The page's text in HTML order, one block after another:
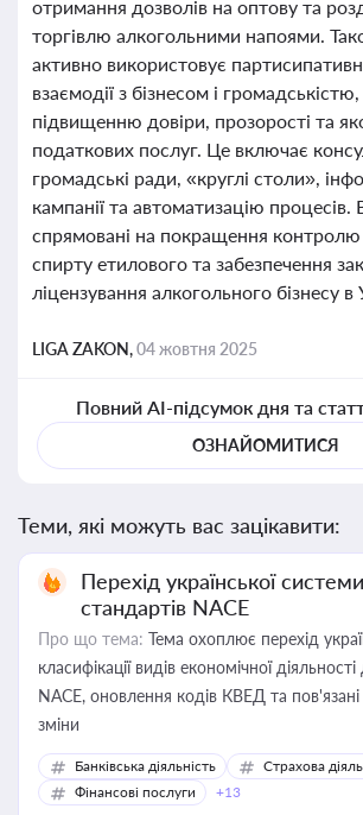
отримання дозволів на оптову та
торгівлю алкогольними напоями.
активно використовує
взаємодії з бізнесом і
підвищенню довіри, прозорості та
податкових послуг. Це включає
громадські ради, «круглі столи»,
кампанії та автоматизацію процесів.
спрямовані на покращення контролю
спирту етилового та забезпечення
ліцензування алкогольного бізнесу в
LIGA ZAKON,04 жовтня 2025
Повний AI-підсумок дня та
ОЗНАЙОМИТИСЯ
Теми, які можуть вас зацікавити:
Перехід української
стандартів NACE
Про що тема: Тема охоплює перехід
класифікації видів економічної
NACE, оновлення кодів КВЕД та
зміни
Банківська діяльність
Страхова
Фінансові послуги
+13